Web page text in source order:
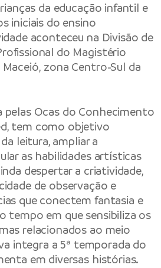
da educação infantil e
iniciais do ensino
aconteceu na Divisão de
do Magistério
Maceió, zona Centro-Sul da
pelas Ocas do Conhecimento
tem como objetivo
leitura, ampliar a
as habilidades artísticas
despertar a criatividade,
de observação e
que conectem fantasia e
tempo em que sensibiliza os
relacionados ao meio
integra a 5ª temporada do
em diversas histórias.